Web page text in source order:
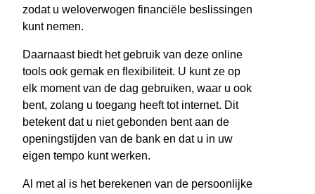
zodat u weloverwogen financiële beslissingen
kunt nemen.
Daarnaast biedt het gebruik van deze online
tools ook gemak en flexibiliteit. U kunt ze op
elk moment van de dag gebruiken, waar u ook
bent, zolang u toegang heeft tot internet. Dit
betekent dat u niet gebonden bent aan de
openingstijden van de bank en dat u in uw
eigen tempo kunt werken.
Al met al is het berekenen van de persoonlijke